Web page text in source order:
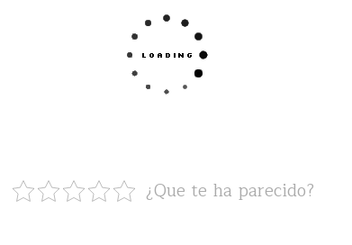
¿Que te ha parecido?